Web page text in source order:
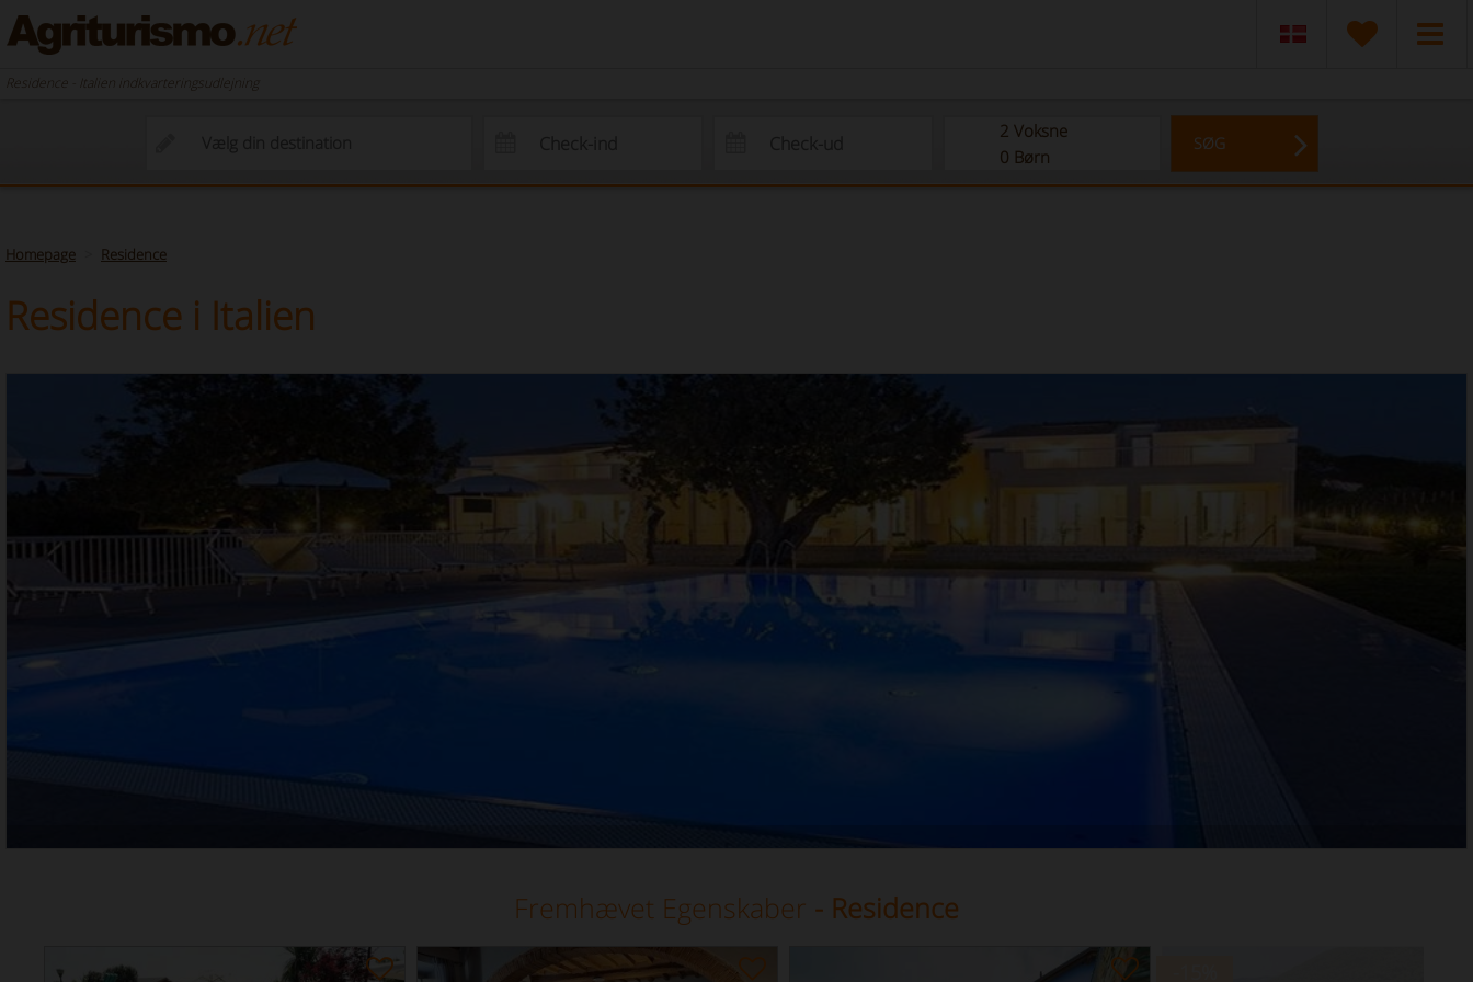
Residence - Italien indkvarteringsudlejning
2 Voksne
0 Børn
SØG
Homepage Residence
Residence i Italien
Fremhævet Egenskaber - Residence